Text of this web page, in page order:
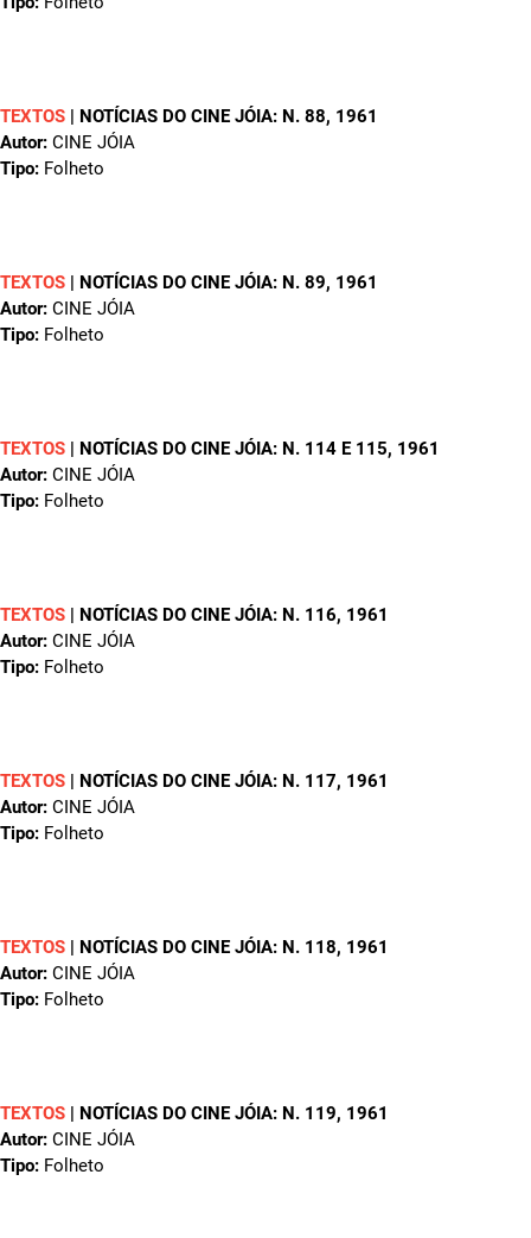
TEXTOS | NOTÍCIAS DO CINE JÓIA: N. 88, 1961
Autor: CINE JÓIA
Tipo: Folheto
TEXTOS | NOTÍCIAS DO CINE JÓIA: N. 89, 1961
Autor: CINE JÓIA
Tipo: Folheto
TEXTOS | NOTÍCIAS DO CINE JÓIA: N. 114 E 115, 1961
Autor: CINE JÓIA
Tipo: Folheto
TEXTOS | NOTÍCIAS DO CINE JÓIA: N. 116, 1961
Autor: CINE JÓIA
Tipo: Folheto
TEXTOS | NOTÍCIAS DO CINE JÓIA: N. 117, 1961
Autor: CINE JÓIA
Tipo: Folheto
TEXTOS | NOTÍCIAS DO CINE JÓIA: N. 118, 1961
Autor: CINE JÓIA
Tipo: Folheto
TEXTOS | NOTÍCIAS DO CINE JÓIA: N. 119, 1961
Autor: CINE JÓIA
Tipo: Folheto